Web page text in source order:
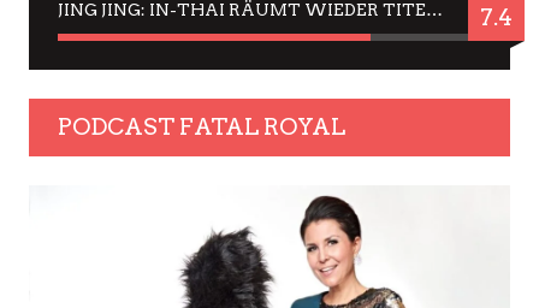
JING JING: IN-THAI RÄUMT WIEDER TITEL AB – EIN ZWEI-STUNDEN-ERLEBNISBERICHT 7.4
PODCAST FATAL ROYAL